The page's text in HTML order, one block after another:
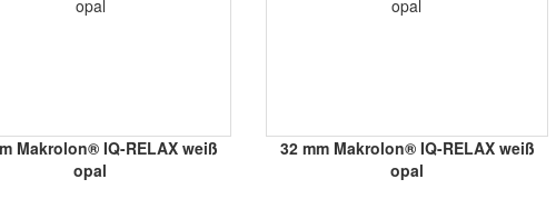
Makrolon® IQ-RELAX weiß
opal
32 mm Makrolon® IQ-RELAX weiß
opal